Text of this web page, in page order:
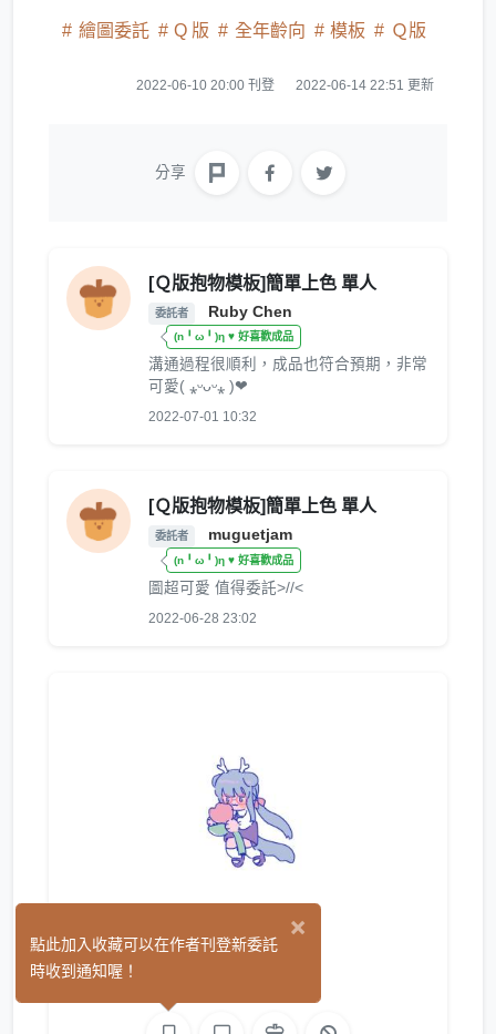
繪圖委託 Q 版 全年齡向 模板 Ｑ版
2022-06-10 20:00 刊登 2022-06-14 22:51 更新
分享
[Ｑ版抱物模板]簡單上色 單人
委託者 Ruby Chen
(n╹ω╹)η ♥ 好喜歡成品
溝通過程很順利，成品也符合預期，非常
可愛( ⁎ᵕᴗᵕ⁎ )❤︎
2022-07-01 10:32
[Ｑ版抱物模板]簡單上色 單人
委託者 muguetjam
(n╹ω╹)η ♥ 好喜歡成品
圖超可愛 值得委託>//<
2022-06-28 23:02
東 (2)
×
點此加入收藏可以在作者刊登新委託
時收到通知喔！